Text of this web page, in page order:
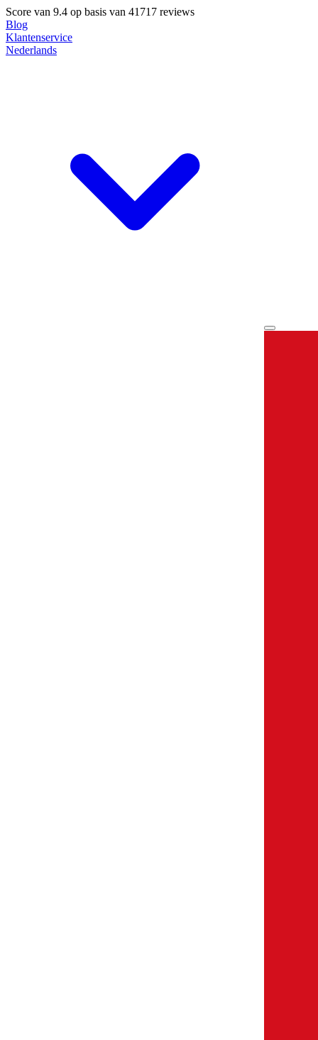
Score van 9.4 op basis van 41717 reviews
Blog
Klantenservice
Nederlands